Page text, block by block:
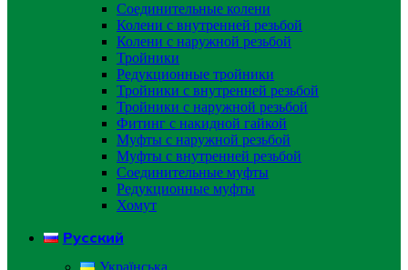
Соединительные колени
Колени с внутренней резьбой
Колени с наружной резьбой
Тройники
Редукционные тройники
Тройники с внутренней резьбой
Тройники с наружной резьбой
Фитинг с накидной гайкой
Муфты с наружной резьбой
Муфты с внутренней резьбой
Соединительные муфты
Редукционные муфты
Хомут
Русский
Українська